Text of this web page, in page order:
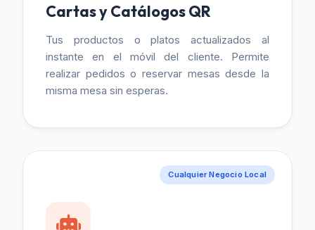
Cartas y Catálogos QR
Tus productos o platos actualizados al
instante en el móvil del cliente. Permite
realizar pedidos o reservar mesas desde la
misma mesa sin esperas.
Cualquier Negocio Local